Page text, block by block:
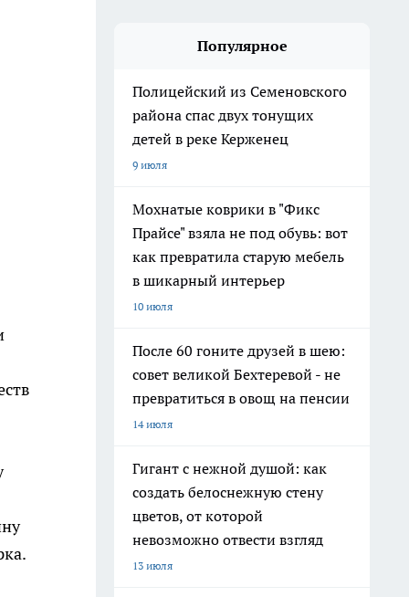
Популярное
Полицейский из Семеновского
района спас двух тонущих
детей в реке Керженец
9 июля
Мохнатые коврики в "Фикс
Прайсе" взяла не под обувь: вот
как превратила старую мебель
в шикарный интерьер
10 июля
После 60 гоните друзей в шею:
совет великой Бехтеревой - не
превратиться в овощ на пенсии
14 июля
Гигант с нежной душой: как
создать белоснежную стену
цветов, от которой
невозможно отвести взгляд
13 июля